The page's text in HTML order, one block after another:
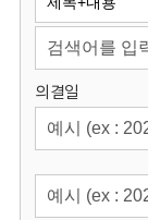
의결일